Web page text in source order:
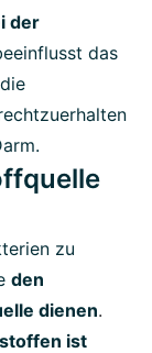
der
das
zu
den
dienen.
ist